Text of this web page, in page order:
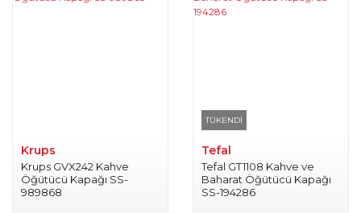
Krups
Krups GVX242 Kahve
Öğütücü Kapağı SS-
989868
TÜKENDİ
Tefal
Tefal GT1108 Kahve ve
Baharat Öğütücü Kapağı
SS-194286